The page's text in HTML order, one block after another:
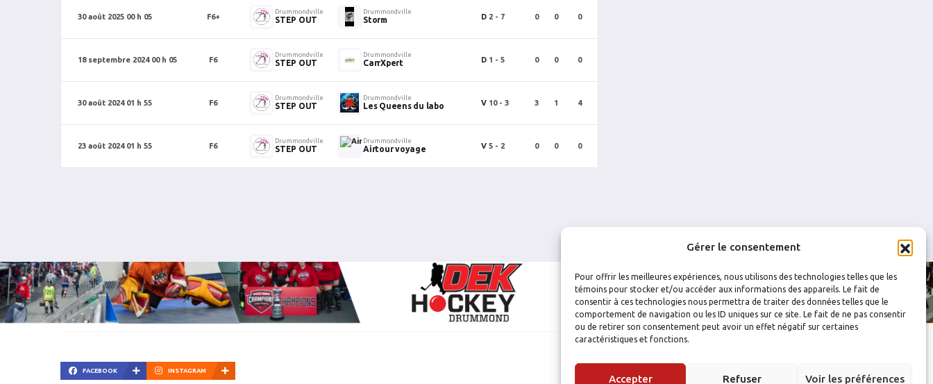
Gérer le consentement
Pour offrir les meilleures expériences, nous utilisons des technologies telles que les
témoins pour stocker et/ou accéder aux informations des appareils. Le fait de
consentir à ces technologies nous permettra de traiter des données telles que le
comportement de navigation ou les ID uniques sur ce site. Le fait de ne pas consentir
ou de retirer son consentement peut avoir un effet négatif sur certaines
caractéristiques et fonctions.
Accepter Refuser Voir les préférences
30 août 2025 00 h 05 F6+
Drummondville
STEP OUT
Drummondville
Storm D 2 - 7 0 0 0
18 septembre 2024 00 h 05 F6
Drummondville
STEP OUT
Drummondville
CarrXpert D 1 - 5 0 0 0
30 août 2024 01 h 55 F6
Drummondville
STEP OUT
Drummondville
Les Queens du labo V 10 - 3 3 1 4
23 août 2024 01 h 55 F6
Drummondville
STEP OUT
Drummondville
Airtour voyage V 5 - 2 0 0 0
FACEBOOK INSTAGRAM